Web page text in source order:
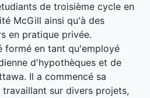
de troisième cycle en
McGill ainsi qu'à des
en pratique privée.
formé en tant qu'employé
d'hypothèques et de
Il a commencé sa
sur divers projets,